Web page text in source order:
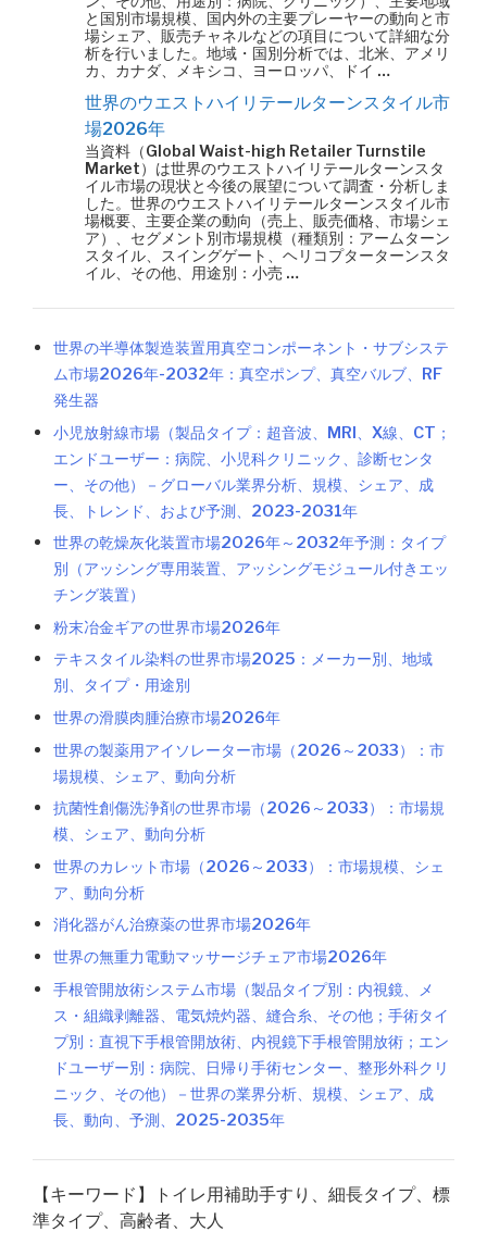
と国別市場規模、国内外の主要プレーヤーの動向と市
場シェア、販売チャネルなどの項目について詳細な分
析を行いました。地域・国別分析では、北米、アメリ
カ、カナダ、メキシコ、ヨーロッパ、ドイ …
世界のウエストハイリテールターンスタイル市
場2026年
当資料（Global Waist-high Retailer Turnstile
Market）は世界のウエストハイリテールターンスタ
イル市場の現状と今後の展望について調査・分析しま
した。世界のウエストハイリテールターンスタイル市
場概要、主要企業の動向（売上、販売価格、市場シェ
ア）、セグメント別市場規模（種類別：アームターン
スタイル、スイングゲート、ヘリコプターターンスタ
イル、その他、用途別：小売 …
世界の半導体製造装置用真空コンポーネント・サブシステ
ム市場2026年-2032年：真空ポンプ、真空バルブ、RF
発生器
小児放射線市場（製品タイプ：超音波、MRI、X線、CT；
エンドユーザー：病院、小児科クリニック、診断センタ
ー、その他）－グローバル業界分析、規模、シェア、成
長、トレンド、および予測、2023-2031年
世界の乾燥灰化装置市場2026年～2032年予測：タイプ
別（アッシング専用装置、アッシングモジュール付きエッ
チング装置）
粉末冶金ギアの世界市場2026年
テキスタイル染料の世界市場2025：メーカー別、地域
別、タイプ・用途別
世界の滑膜肉腫治療市場2026年
世界の製薬用アイソレーター市場（2026～2033）：市
場規模、シェア、動向分析
抗菌性創傷洗浄剤の世界市場（2026～2033）：市場規
模、シェア、動向分析
世界のカレット市場（2026～2033）：市場規模、シェ
ア、動向分析
消化器がん治療薬の世界市場2026年
世界の無重力電動マッサージチェア市場2026年
手根管開放術システム市場（製品タイプ別：内視鏡、メ
ス・組織剥離器、電気焼灼器、縫合糸、その他；手術タイ
プ別：直視下手根管開放術、内視鏡下手根管開放術；エン
ドユーザー別：病院、日帰り手術センター、整形外科クリ
ニック、その他）－世界の業界分析、規模、シェア、成
長、動向、予測、2025-2035年
【キーワード】トイレ用補助手すり、細長タイプ、標
準タイプ、高齢者、大人